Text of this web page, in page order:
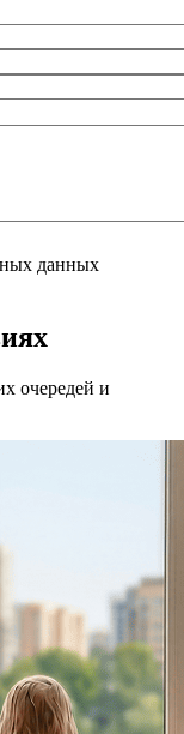
данных
очередей и